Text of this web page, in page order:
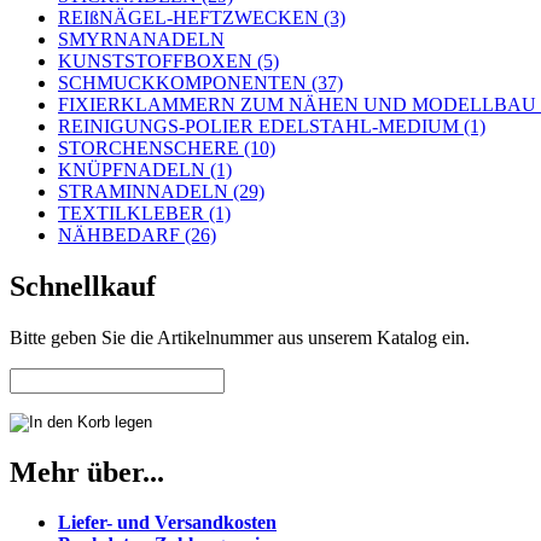
REIßNÄGEL-HEFTZWECKEN (3)
SMYRNANADELN
KUNSTSTOFFBOXEN (5)
SCHMUCKKOMPONENTEN (37)
FIXIERKLAMMERN ZUM NÄHEN UND MODELLBAU
REINIGUNGS-POLIER EDELSTAHL-MEDIUM (1)
STORCHENSCHERE (10)
KNÜPFNADELN (1)
STRAMINNADELN (29)
TEXTILKLEBER (1)
NÄHBEDARF (26)
Schnellkauf
Bitte geben Sie die Artikelnummer aus unserem Katalog ein.
Mehr über...
Liefer- und Versandkosten